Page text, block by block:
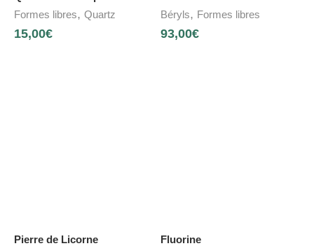
Formes libres, Quartz
15,00€
Béryls, Formes libres
93,00€
Pierre de Licorne
Fluorine